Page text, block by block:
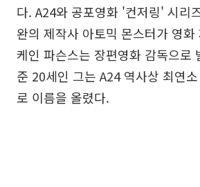
다. A24와 공포영화 '컨저링' 시리
완의 제작사 아토믹 몬스터가 영
케인 파슨스는 장편영화 감독으로
준 20세인 그는 A24 역사상 최연
로 이름을 올렸다.